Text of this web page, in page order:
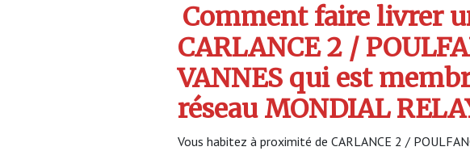
Comment faire livrer
CARLANCE 2 /
VANNES qui est
réseau MONDIAL
Vous habitez à proximité de CARLANCE 2 /